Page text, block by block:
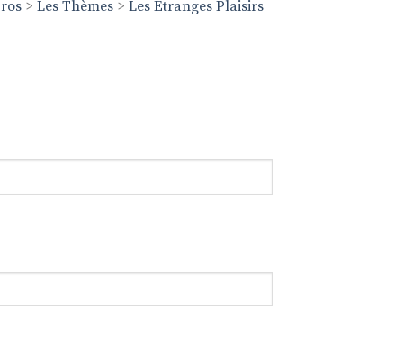
> Les Thèmes > Les Étranges Plaisirs